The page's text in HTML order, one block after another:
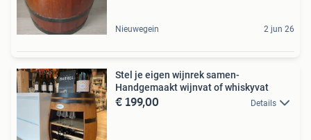
Nieuwegein 2 jun 26
Stel je eigen wijnrek samen-
Handgemaakt wijnvat of whiskyvat
€ 199,00 Details